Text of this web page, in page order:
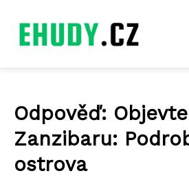
Odpověď:
Zanzibaru:
ostrova